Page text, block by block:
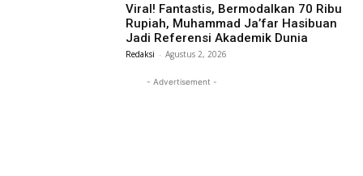
Viral! Fantastis, Bermodalkan 70 Ribu
Rupiah, Muhammad Ja’far Hasibuan
Jadi Referensi Akademik Dunia
Redaksi - Agustus 2, 2026
- Advertisement -